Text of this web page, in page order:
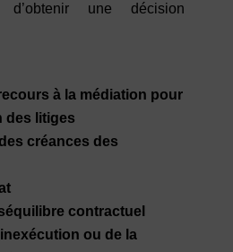
d’obtenir une décision
à la médiation pour
des litiges
créances des
contractuel
ou de la